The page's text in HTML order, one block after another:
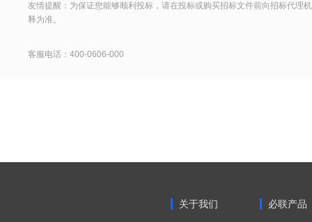
友情提醒：为保证您能够顺利投标，请在投标或购买招标文件前向招标代理
释为准。
客服电话：400-0606-000
关于我们 必联产品